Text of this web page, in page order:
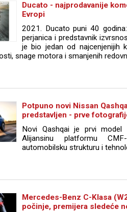
Ducato - najprodavanije
Evropi
2021. Ducato puni 40
perjanica i predstavnik
je bio jedan od najcenjenijih
snage motora i smanjenih
Potpuno novi Nissan
predstavljen - prve
Novi Qashqai je prvi
Alijansinu platformu
automobilsku strukturu i
Mercedes-Benz C-Klasa
počinje, premijera sledeće